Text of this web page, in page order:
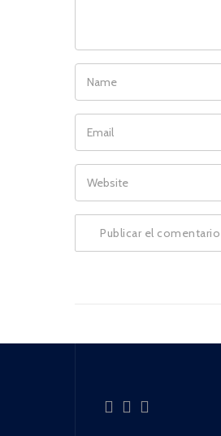
NAME
EMAIL
WEBSITE